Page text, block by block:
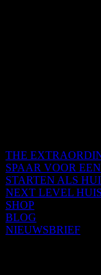
THE
SPAAR VOOR
STARTEN ALS
NEXT LEVEL
SHOP
BLOG
NIEUWSBRIEF